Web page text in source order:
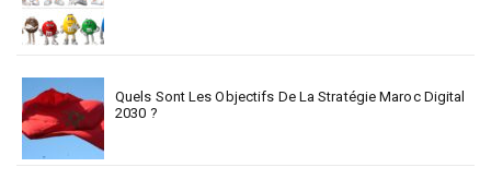
Quels Sont Les Objectifs De La Stratégie Maroc Digital
2030 ?